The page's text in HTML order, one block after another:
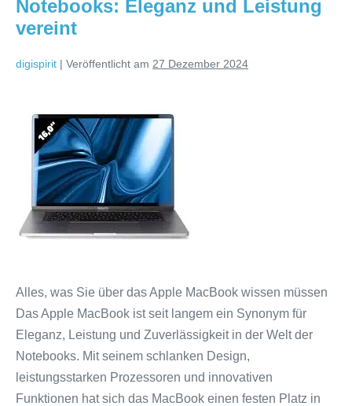
Notebooks: Eleganz und Leistung
vereint
digispirit | Veröffentlicht am 27 Dezember 2024
Faszination
Apple
Notebooks:
Eleganz
und
Alles, was Sie über das Apple MacBook wissen müssen
Das Apple MacBook ist seit langem ein Synonym für
Eleganz, Leistung und Zuverlässigkeit in der Welt der
Notebooks. Mit seinem schlanken Design,
leistungsstarken Prozessoren und innovativen
Funktionen hat sich das MacBook einen festen Platz in